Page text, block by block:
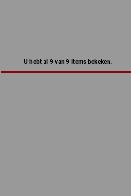
U hebt al 9 van 9 items bekeken.